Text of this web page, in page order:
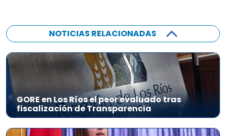
NOTICIAS RELACIONADAS
GORE en Los Ríos el peor evaluado tras
fiscalización de Transparencia